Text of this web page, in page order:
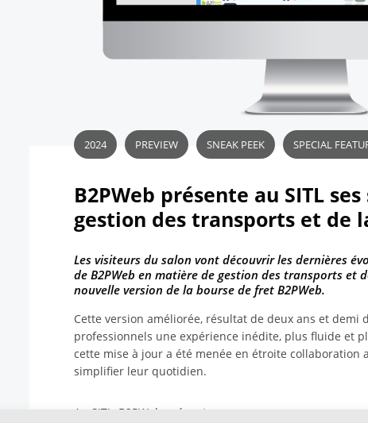
2024 PREVIEW SNEAK PEEK SPECIAL
B2PWeb présente au SITL
gestion des transports et de
Les visiteurs du salon vont découvrir les dernières
de B2PWeb en matière de gestion des transports et
nouvelle version de la bourse de fret B2PWeb.
Cette version améliorée, résultat de deux ans et demi
professionnels une expérience inédite, plus fluide et
cette mise à jour a été menée en étroite collaboration
simplifier leur quotidien.
Au SITL, B2PWeb présente :